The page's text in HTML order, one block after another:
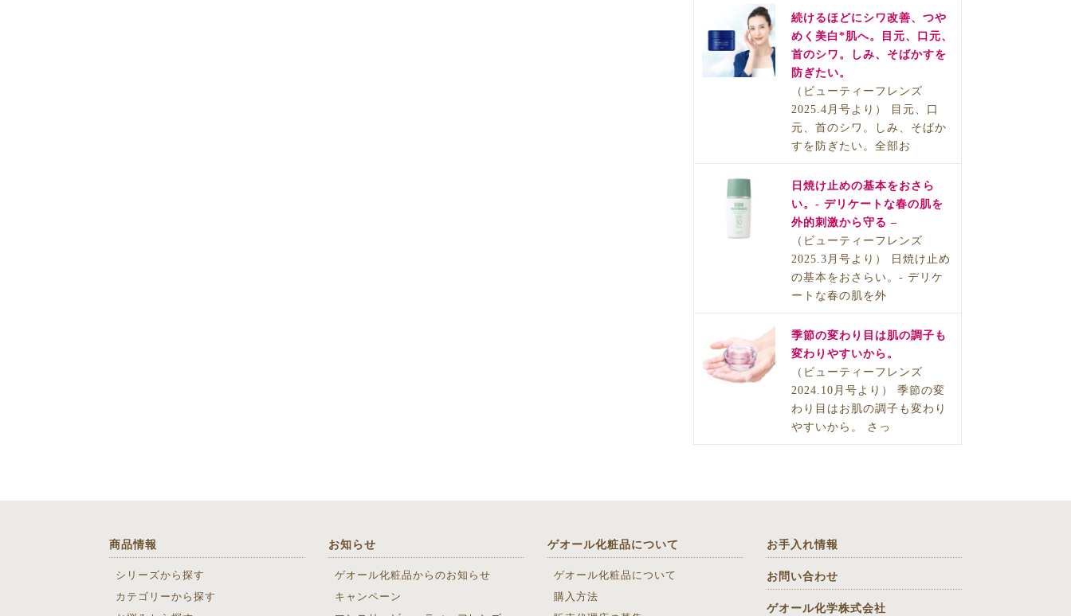
続けるほどにシワ改善、つや
めく美白*肌へ。目元、口元、
首のシワ。しみ、そばかすを
防ぎたい。
（ビューティーフレンズ
2025.4月号より） 目元、口
元、首のシワ。しみ、そばか
すを防ぎたい。全部お
日焼け止めの基本をおさら
い。- デリケートな春の肌を
外的刺激から守る –
（ビューティーフレンズ
2025.3月号より） 日焼け止め
の基本をおさらい。- デリケ
ートな春の肌を外
季節の変わり目は肌の調子も
変わりやすいから。
（ビューティーフレンズ
2024.10月号より） 季節の変
わり目はお肌の調子も変わり
やすいから。 さっ
商品情報
シリーズから探す
カテゴリーから探す
お知らせ
ゲオール化粧品からのお知らせ
キャンペーン
ゲオール化粧品について
ゲオール化粧品について
購入方法
お手入れ情報
お問い合わせ
ゲオール化学株式会社